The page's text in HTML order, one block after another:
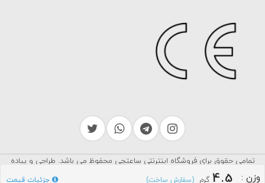
وزن :
4.5 گرم (سفارش ساخت) جزئیات قیمت
تمامی حقوق برای فروشگاه اینترنتی ساعتچی محفوظ می باشد. طراحی و پیاده
سازی توسط